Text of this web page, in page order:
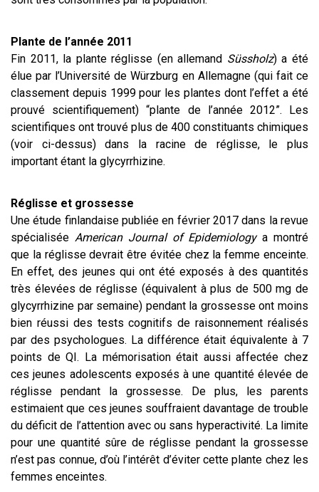
Plante de l’année 2011
Fin 2011, la plante réglisse (en allemand Süssholz) a été
élue par l’Université de Würzburg en Allemagne (qui fait ce
classement depuis 1999 pour les plantes dont l’effet a été
prouvé scientifiquement) “plante de l’année 2012”. Les
scientifiques ont trouvé plus de 400 constituants chimiques
(voir ci-dessus) dans la racine de réglisse, le plus
important étant la glycyrrhizine.
Réglisse et grossesse
Une étude finlandaise publiée en février 2017 dans la revue
spécialisée American Journal of Epidemiologya montré
que la réglisse devrait être évitée chez la femme enceinte.
En effet, des jeunes qui ont été exposés à des quantités
très élevées de réglisse (équivalent à plus de 500 mg de
glycyrrhizine par semaine) pendant la grossesse ont moins
bien réussi des tests cognitifs de raisonnement réalisés
par des psychologues. La différence était équivalente à 7
points de QI. La mémorisation était aussi affectée chez
ces jeunes adolescents exposés à une quantité élevée de
réglisse pendant la grossesse. De plus, les parents
estimaient que ces jeunes souffraient davantage de trouble
du déficit de l’attention avec ou sans hyperactivité. La limite
pour une quantité sûre de réglisse pendant la grossesse
n’est pas connue, d’où l’intérêt d’éviter cette plante chez les
femmes enceintes.